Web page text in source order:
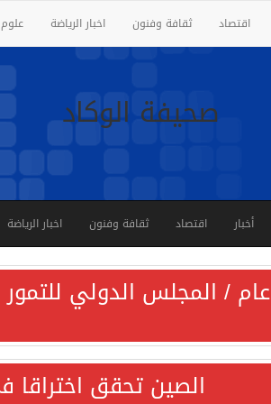
اقتصاد ثقافة وفنون اخبار الرياضة
صحيفة الوكاد
أخبار اقتصاد ثقافة وفنون اخبار الرياضة
عام / المجلس الدولي للتمور
الصين تحقق اختراقا